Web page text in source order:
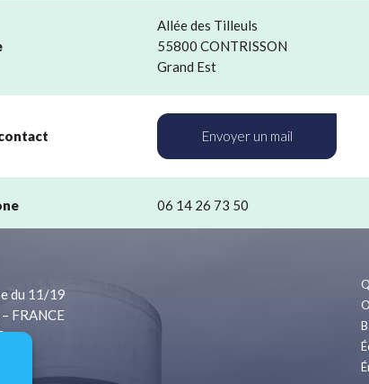
Allée des Tilleuls
55800 CONTRISSON
Grand Est
Envoyer un mail
06 14 26 73 50
du 11/19
FRANCE